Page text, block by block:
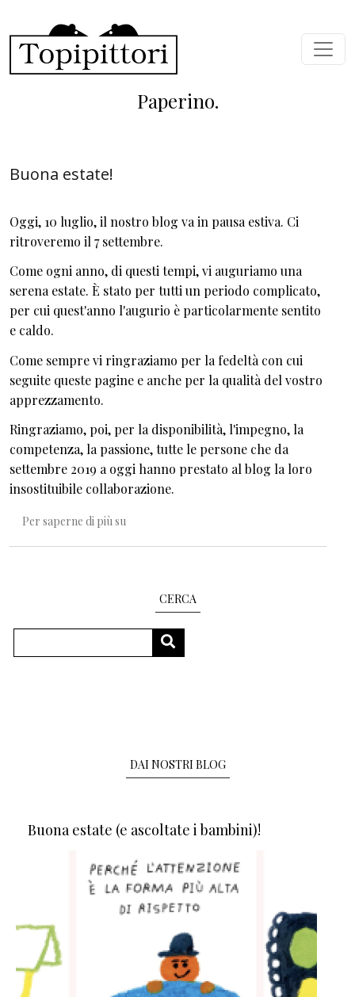
Paperino.
Buona estate!
Oggi, 10 luglio, il nostro blog va in pausa estiva. Ci
ritroveremo il 7 settembre.
Come ogni anno, di questi tempi, vi auguriamo una
serena estate. È stato per tutti un periodo complicato,
per cui quest'anno l'augurio è particolarmente sentito
e caldo.
Come sempre vi ringraziamo per la fedeltà con cui
seguite queste pagine e anche per la qualità del vostro
apprezzamento.
Ringraziamo, poi, per la disponibilità, l'impegno, la
competenza, la passione, tutte le persone che da
settembre 2019 a oggi hanno prestato al blog la loro
insostituibile collaborazione.
Per saperne di più su
CERCA
CERCA
DAI NOSTRI BLOG
Buona estate (e ascoltate i bambini)!